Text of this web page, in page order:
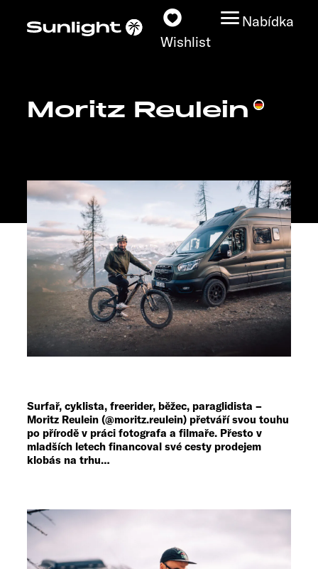
Wishlist
Nabídka
Modely
Vyhledávač prodejců
Prozkoumat
Servis
Moritz Reulein
Surfař, cyklista, freerider, běžec, paraglidista –
Moritz Reulein (@moritz.reulein) přetváří svou touhu
po přírodě v práci fotografa a filmaře. Přesto v
mladších letech financoval své cesty prodejem
klobás na trhu…